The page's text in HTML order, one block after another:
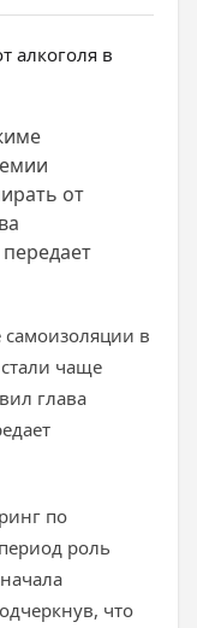
от
в
чаще
глава
по
роль
что